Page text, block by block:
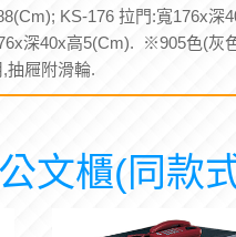
KS-176 拉門:寬176x深
深40x高5(Cm). ※905色(灰
抽屜附滑輪.
文櫃(同款